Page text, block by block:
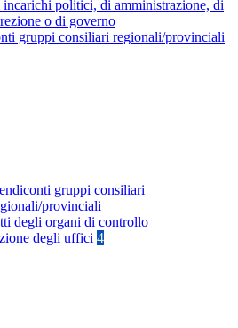
incarichi politici, di amministrazione, di
o di governo
gruppi consiliari regionali/provinciali
gruppi consiliari
provinciali
degli organi di controllo
degli uffici 4